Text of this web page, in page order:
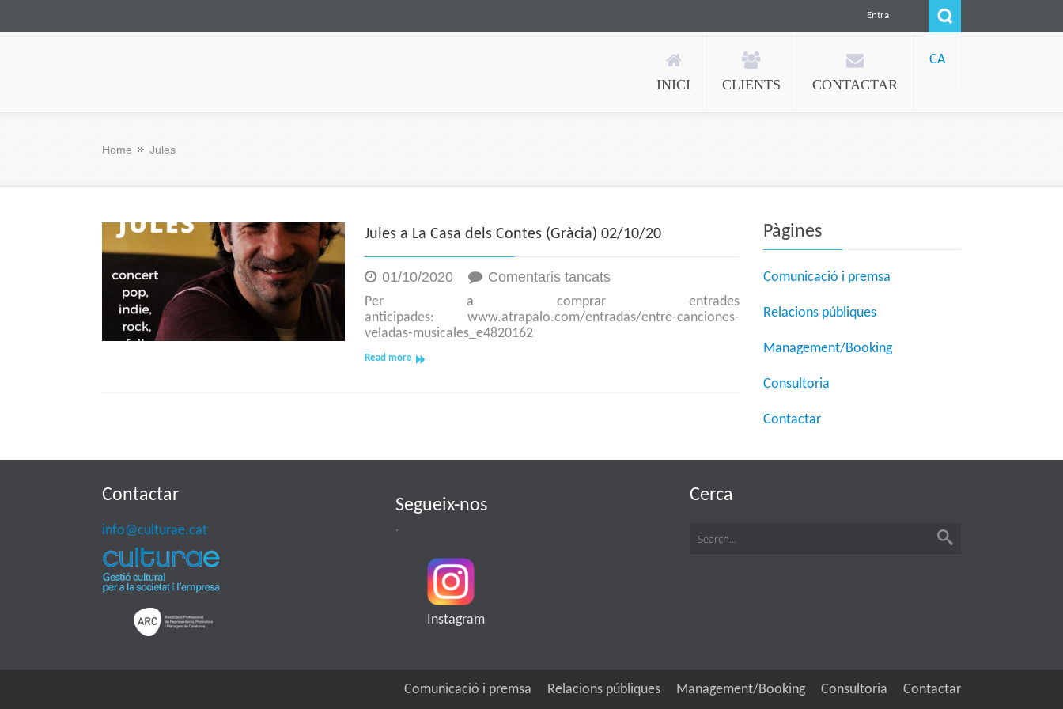
Entra
INICI CLIENTS CONTACTAR
CA
Home Jules
Jules a La Casa dels Contes (Gràcia) 02/10/20
01/10/2020 Comentaris tancatsa
La
Per a comprar entrades
anticipades: www.atrapalo.com/entradas/entre-canciones-
veladas-musicales_e4820162
Read more
Pàgines
Comunicació i premsa
Relacions públiques
Management/Booking
Consultoria
Contactar
Contactar
info@culturae.cat
Segueix-nos
.
Instagram
Cerca
Comunicació i premsa Relacions públiques Management/Booking Consultoria Contactar